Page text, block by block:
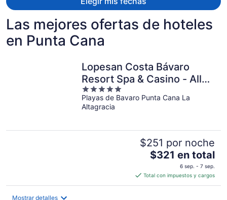
diversión de toda la familia, al igual que un área con asadores.
Las mejores ofertas de hoteles
en Punta Cana
Lopesan Costa Bávaro
Resort Spa & Casino - All
Inclusive
5
out
of
Playas de Bavaro Punta Cana La
Altagracia
$251 por noche
El
es
de
$321 en total
6 sep. - 7 sep.
Total con impuestos y cargos
Mostrar detalles